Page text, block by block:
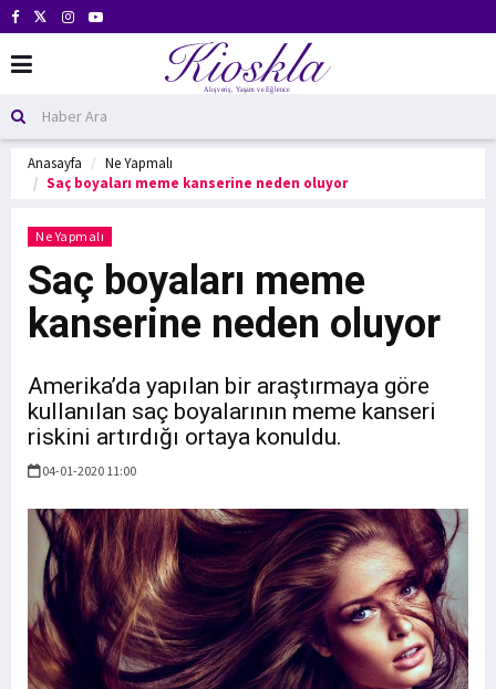
Anasayfa
Ne Yapmalı
Saç boyaları meme kanserine neden oluyor
Ne Yapmalı
Saç boyaları meme
kanserine neden oluyor
Amerika’da yapılan bir araştırmaya göre
kullanılan saç boyalarının meme kanseri
riskini artırdığı ortaya konuldu.
04-01-2020 11:00